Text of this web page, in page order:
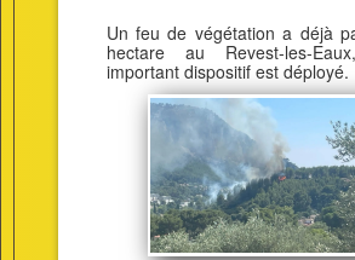
Un feu de végétation a déjà
hectare au Revest-les-
important dispositif est déployé.